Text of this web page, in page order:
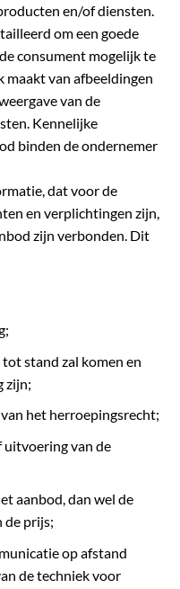
en/of diensten.
om een goede
consument mogelijk te
maakt van afbeeldingen
van de
Kennelijke
binden de ondernemer
dat voor de
en verplichtingen zijn,
zijn verbonden. Dit
stand zal komen en
zijn;
het herroepingsrecht;
uitvoering van de
aanbod, dan wel de
de prijs;
op afstand
de techniek voor